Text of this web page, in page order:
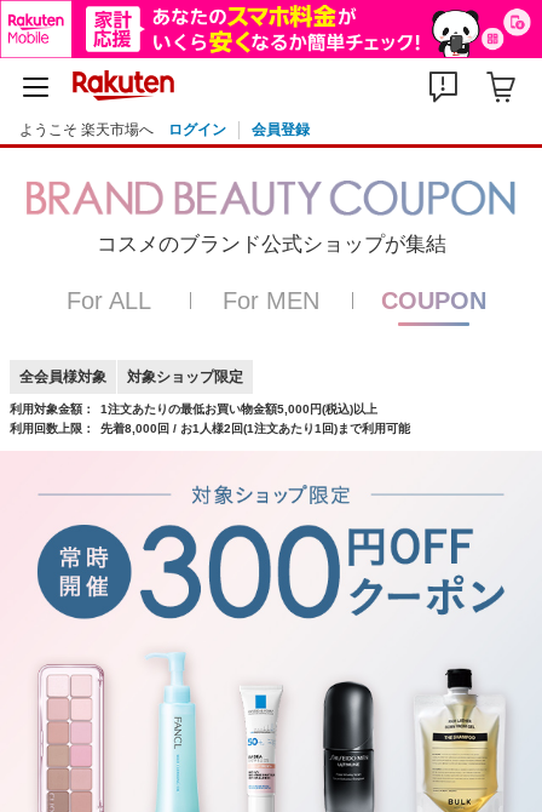
ようこそ 楽天市場へ ログイン 会員登録
コスメのブランド公式ショップが集結
For ALL For MEN COUPON
全会員様対象 対象ショップ限定
利用対象金額：
1注文あたりの最低お買い物金額5,000円(税込)以上
利用回数上限：
先着8,000回 / お1人様2回(1注文あたり1回)まで利用可能